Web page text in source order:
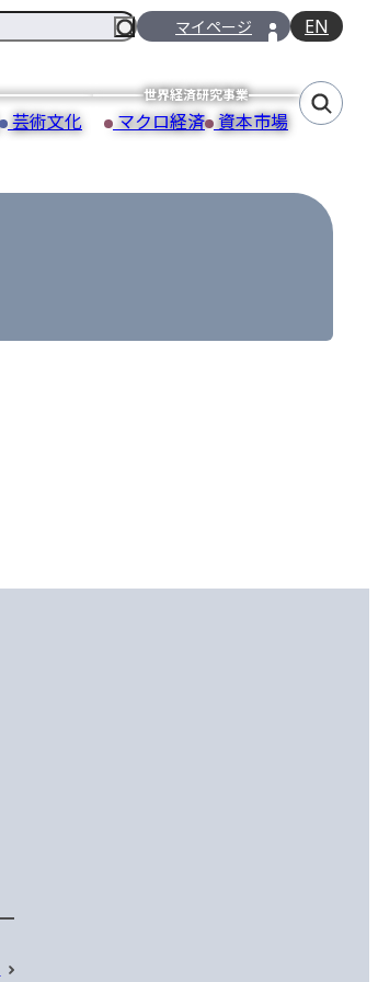
マイページ EN
芸術文化
世界経済研究事業
マクロ経済 資本市場